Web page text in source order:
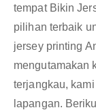
tempat Bikin
pilihan terbaik
jersey printing
mengutamakan
terjangkau,
lapangan.